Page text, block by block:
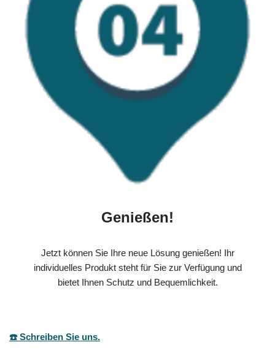
Genießen!
Jetzt können Sie Ihre neue Lösung genießen! Ihr
individuelles Produkt steht für Sie zur Verfügung und
bietet Ihnen Schutz und Bequemlichkeit.
☎️ Schreiben Sie uns.